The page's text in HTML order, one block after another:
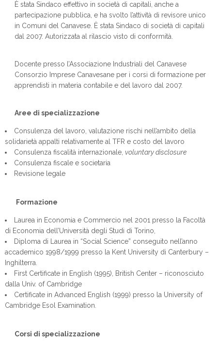
È stata Sindaco effettivo in società di capitali, anche a
partecipazione pubblica, e ha svolto l’attività di revisore unico
in Comuni del Canavese. È stata Sindaco di società di capitali
dal 2007. Autorizzata al rilascio visto di conformità.
Docente presso l’Associazione Industriali del Canavese
Consorzio Imprese Canavesane per i corsi di formazione per
apprendisti in materia contabile e del lavoro dal 2007.
Aree di specializzazione
Consulenza del lavoro, valutazione rischi nell’ambito della
solidarietà appalti relativamente al TFR e costo del lavoro
Consulenza fiscalità internazionale, voluntary disclosure
Consulenza fiscale e societaria
Revisione legale
Formazione
Laurea in Economia e Commercio nel 2001 presso la Facoltà
di Economia dell’Università degli Studi di Torino,
Diploma di Laurea in “Social Science” conseguito nell’anno
accademico 1998/1999 presso la Kent University di Canterbury –
Inghilterra.
First Certificate in English (1995), British Center – riconosciuto
dalla Univ. of Cambridge
Certificate in Advanced English (1999) presso la University of
Cambridge Esol Examination.
Corsi di specializzazione